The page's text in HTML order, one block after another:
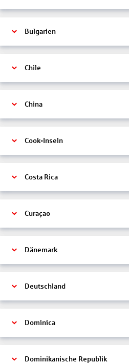
Bulgarien
Chile
China
Cook-Inseln
Costa Rica
Curaçao
Dänemark
Deutschland
Dominica
Dominikanische Republik